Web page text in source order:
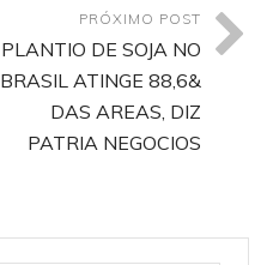
PRÓXIMO POST
PLANTIO DE SOJA NO
BRASIL ATINGE 88,6&
DAS AREAS, DIZ
PATRIA NEGOCIOS